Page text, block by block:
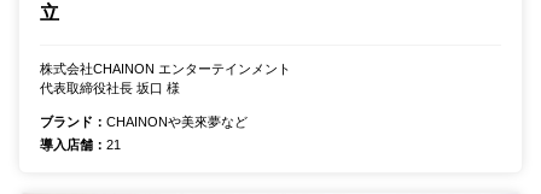
立
株式会社CHAINON エンターテインメント
代表取締役社長 坂口 様
ブランド： CHAINONや美來夢など
導入店舗： 21